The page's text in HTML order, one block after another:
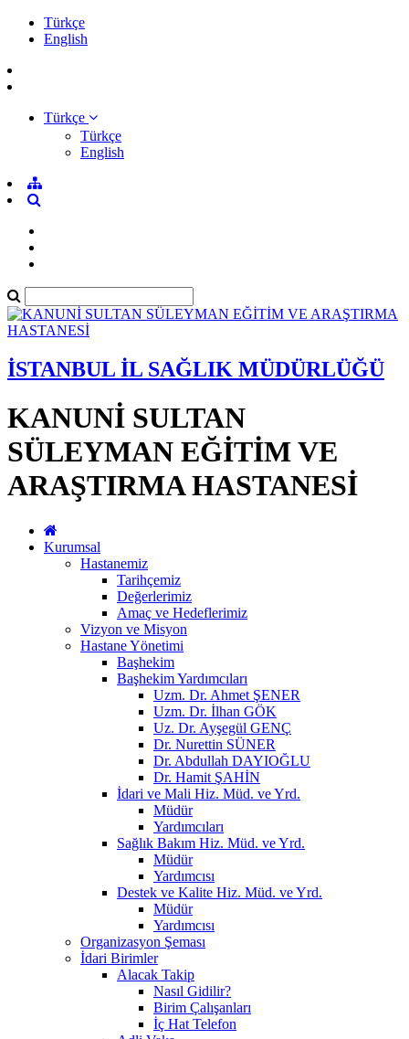
Türkçe
English
Türkçe
Türkçe
English
İSTANBUL İL SAĞLIK MÜDÜRLÜĞÜ
KANUNİ SULTAN
SÜLEYMAN EĞİTİM VE
ARAŞTIRMA HASTANESİ
Kurumsal
Hastanemiz
Tarihçemiz
Değerlerimiz
Amaç ve Hedeflerimiz
Vizyon ve Misyon
Hastane Yönetimi
Başhekim
Başhekim Yardımcıları
Uzm. Dr. Ahmet ŞENER
Uzm. Dr. İlhan GÖK
Uz. Dr. Ayşegül GENÇ
Dr. Nurettin SÜNER
Dr. Abdullah DAYIOĞLU
Dr. Hamit ŞAHİN
İdari ve Mali Hiz. Müd. ve Yrd.
Müdür
Yardımcıları
Sağlık Bakım Hiz. Müd. ve Yrd.
Müdür
Yardımcısı
Destek ve Kalite Hiz. Müd. ve Yrd.
Müdür
Yardımcısı
Organizasyon Şeması
İdari Birimler
Alacak Takip
Nasıl Gidilir?
Birim Çalışanları
İç Hat Telefon